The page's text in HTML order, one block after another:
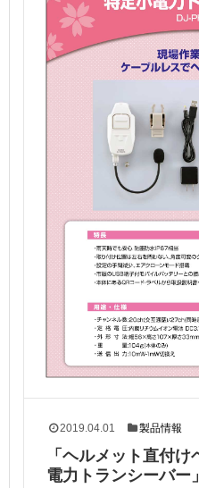
2019.04.01 製品情報
「ヘルメット直付
電力トランシーバー